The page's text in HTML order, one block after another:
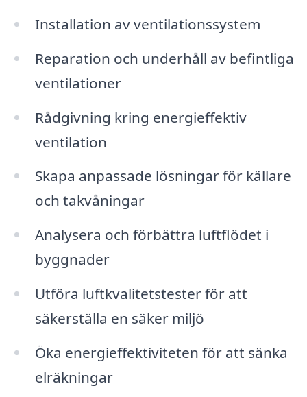
Installation av ventilationssystem
Reparation och underhåll av befintliga
ventilationer
Rådgivning kring energieffektiv
ventilation
Skapa anpassade lösningar för källare
och takvåningar
Analysera och förbättra luftflödet i
byggnader
Utföra luftkvalitetstester för att
säkerställa en säker miljö
Öka energieffektiviteten för att sänka
elräkningar